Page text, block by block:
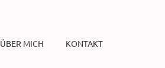
ÜBER MICH KONTAKT